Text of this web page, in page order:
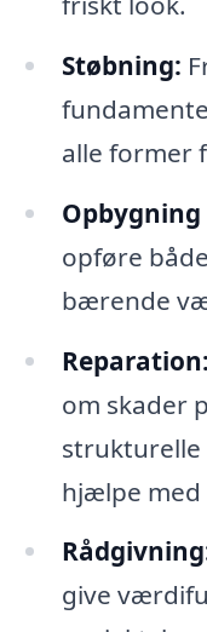
Støbning:
alle former
opføre
bærende
Reparation:
om skader
strukturelle
hjælpe
give